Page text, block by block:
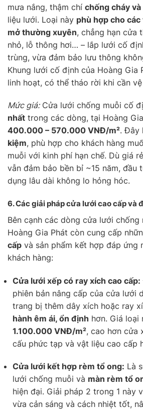
mưa nắng, thậm chí chống cháy
liệu lưới. Loại này phù hợp cho
mở thường xuyên, chẳng hạn cửa
nhỏ, lỗ thông hơi… – lắp lưới cố
trùng, vừa đảm bảo lưu thông
Khung lưới cố định của Hoàng Gia
linh hoạt, có thể tháo rời khi cần
Mức giá:Cửa lưới chống muỗi cố
nhất trong các dòng, tại Hoàng
400.000 – 570.000 VNĐ/m². Đây
kiệm, phù hợp cho khách hàng
muỗi với kinh phí hạn chế. Dù giá
vẫn đảm bảo bền bỉ ~15 năm, đầu
dụng lâu dài không lo hỏng hóc.
6.Các giải pháp cửa lưới cao cấp và
Bên cạnh các dòng cửa lưới chống
Hoàng Gia Phát còn cung cấp
cấp và sản phẩm kết hợp đáp ứng
khách hàng:
Cửa lưới xếp có ray xích cao cấp:
phiên bản nâng cấp của cửa lưới
trang bị thêm dây xích hoặc ray
hành êm ái, ổn định hơn. Giá loại
1.100.000 VNĐ/m², cao hơn cửa
cấu phức tạp và vật liệu cao cấp
Cửa lưới kết hợp rèm tổ ong: Là
lưới chống muỗi và màn rèm tổ
hiện đại. Giải pháp 2 trong 1 này
vừa cản sáng và cách nhiệt tốt,